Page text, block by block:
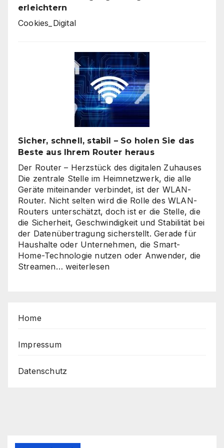
erleichtern
Cookies_Digital
Sicher, schnell, stabil – So holen Sie das
Beste aus Ihrem Router heraus
Der Router – Herzstück des digitalen Zuhauses
Die zentrale Stelle im Heimnetzwerk, die alle
Geräte miteinander verbindet, ist der WLAN-
Router. Nicht selten wird die Rolle des WLAN-
Routers unterschätzt, doch ist er die Stelle, die
die Sicherheit, Geschwindigkeit und Stabilität bei
der Datenübertragung sicherstellt. Gerade für
Haushalte oder Unternehmen, die Smart-
Home-Technologie nutzen oder Anwender, die
Streamen… Sicher,
Ihrem
weiterlesen
Home
Impressum
Datenschutz